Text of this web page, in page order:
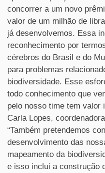
concorrer a um novo
valor de um milhão de
já desenvolvemos. Essa
reconhecimento por
cérebros do Brasil e do
para problemas
biodiversidade. Esse
todo conhecimento que
pelo nosso time tem valor
Carla Lopes,
“Também pretendemos
desenvolvimento das
mapeamento da
e isso inclui a construção